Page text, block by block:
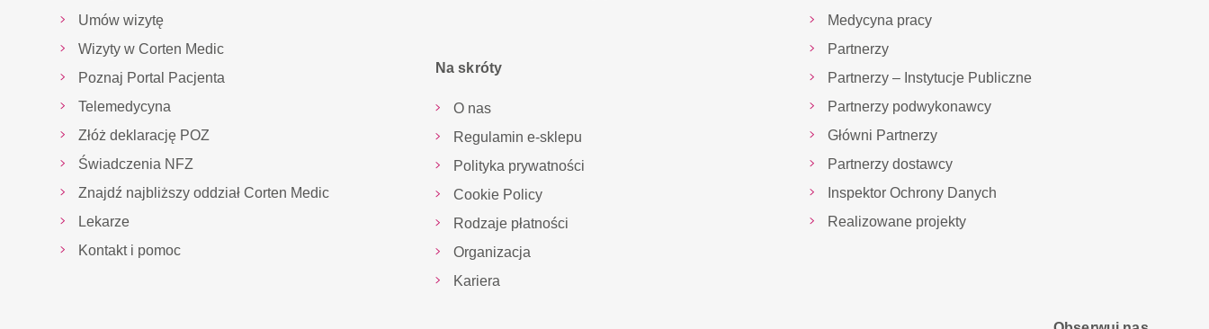
Umów wizytę
Wizyty w Corten Medic
Poznaj Portal Pacjenta
Telemedycyna
Złóż deklarację POZ
Świadczenia NFZ
Znajdź najbliższy oddział Corten Medic
Lekarze
Kontakt i pomoc
Na skróty
O nas
Regulamin e-sklepu
Polityka prywatności
Cookie Policy
Rodzaje płatności
Organizacja
Kariera
Medycyna pracy
Partnerzy
Partnerzy – Instytucje Publiczne
Partnerzy podwykonawcy
Główni Partnerzy
Partnerzy dostawcy
Inspektor Ochrony Danych
Realizowane projekty